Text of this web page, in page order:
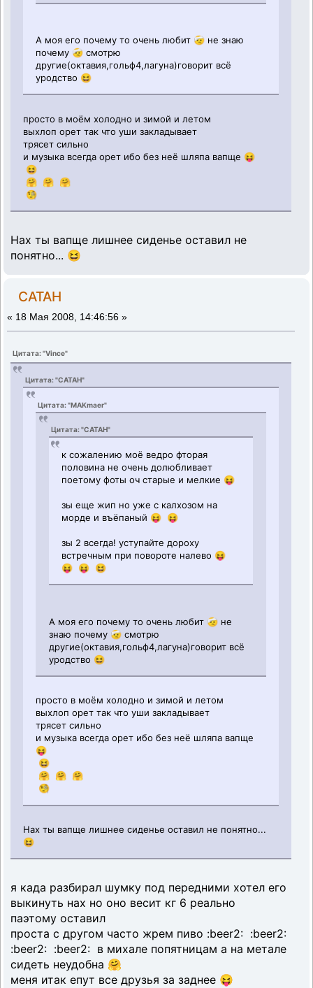
А моя его почему то очень любит 🤕 не знаю
почему 🤕 смотрю
другие(октавия,гольф4,лагуна)говорит всё
уродство 😆
просто в моём холодно и зимой и летом
выхлоп орет так что уши закладывает
трясет сильно
и музыка всегда орет ибо без неё шляпа вапще 😝
😆
🤗 🤗 🤗
🧐
Нах ты вапще лишнее сиденье оставил не
понятно... 😆
CATAH
« 18 Мая 2008, 14:46:56 »
Цитата: "Vince"
Цитата: "CATAH"
Цитата: "MAKmaer"
Цитата: "CATAH"
к сожалению моё ведро фторая
половина не очень долюбливает
поетому фоты оч старые и мелкие 😝
зы еще жип но уже с калхозом на
морде и въёпаный 😝 😝
зы 2 всегда! уступайте дороху
встречным при повороте налево 😝
😝 😝 😆
А моя его почему то очень любит 🤕 не
знаю почему 🤕 смотрю
другие(октавия,гольф4,лагуна)говорит всё
уродство 😆
просто в моём холодно и зимой и летом
выхлоп орет так что уши закладывает
трясет сильно
и музыка всегда орет ибо без неё шляпа вапще
😝
😆
🤗 🤗 🤗
🧐
Нах ты вапще лишнее сиденье оставил не понятно...
😆
я када разбирал шумку под передними хотел его
выкинуть нах но оно весит кг 6 реально
паэтому оставил
проста с другом часто жрем пиво :beer2: :beer2:
:beer2: :beer2: в михале попятницам а на метале
сидеть неудобна 🤗
меня итак епут все друзья за заднее 😝